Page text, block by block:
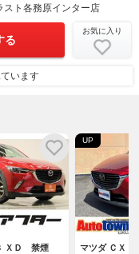
ト各務原インター店
る
お気に入り
います
ＸＤ 禁煙
UP
マツダ ＣＸ